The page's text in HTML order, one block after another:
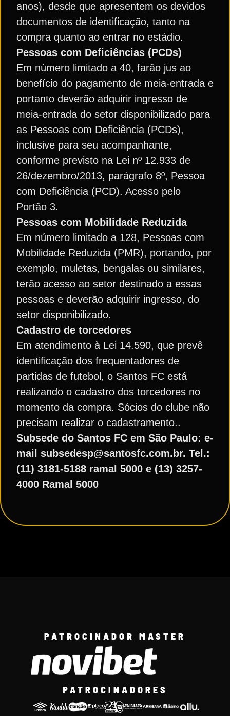
anos), desde que apresentem os devidos
documentos de identificação, tanto na
compra quanto ao entrar no estádio.
Pessoas com Deficiências (PCDs)
Em número limitado a 40, farão jus ao
benefício do pagamento de meia-entrada e
portanto deverão adquirir ingresso de
meia-entrada do setor disponibilizado para
as Pessoas com Deficiência (PCDs),
inclusive para seu acompanhante,
conforme previsto na Lei nº 12.933 de
26/dezembro/2013, parágrafo 8º, Pessoa
com Deficiência (PCD). Acesso pelo
Portão 3.
Pessoas com Mobilidade Reduzida
Em número limitado a 128, Pessoas com
Mobilidade Reduzida (PMR), portando, por
exemplo, muletas, bengalas ou similares,
terão acesso ao setor destinado a essas
pessoas e deverão adquirir ingresso, do
setor disponibilizado.
Cadastro de torcedores
Em atendimento à Lei 14.590, que prevê
identificação dos frequentadores de
partidas de futebol, o Santos FC está
realizando o cadastro dos torcedores no
momento da compra. Sócios do clube não
precisam realizar o cadastramento..
Subsede do Santos FC em São Paulo: e-
mail subsedesp@santosfc.com.br. Tel.:
(11) 3181-5188 ramal 5000 e (13) 3257-
4000 Ramal 5000
PATROCINADOR MASTER
PATROCINADORES